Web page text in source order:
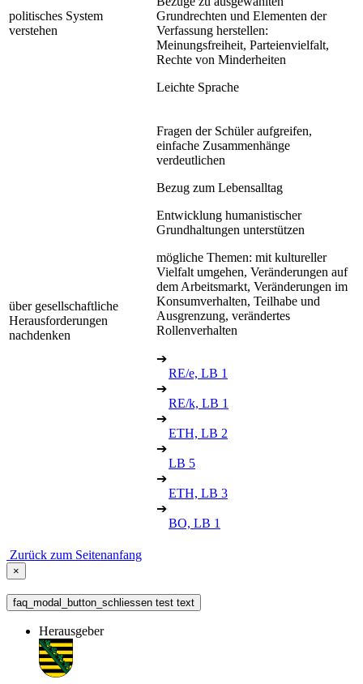
politisches System
verstehen
Grundrechten und Elementen der
Verfassung herstellen:
Meinungsfreiheit, Parteienvielfalt,
Rechte von Minderheiten
Leichte Sprache
über gesellschaftliche
Herausforderungen
nachdenken
Fragen der Schüler aufgreifen,
einfache Zusammenhänge
verdeutlichen
Bezug zum Lebensalltag
Entwicklung humanistischer
Grundhaltungen unterstützen
mögliche Themen: mit kultureller
Vielfalt umgehen, Veränderungen auf
dem Arbeitsmarkt, Veränderungen im
Konsumverhalten, Teilhabe und
Ausgrenzung, verändertes
Rollenverhalten
➔
RE/e, LB 1
➔
RE/k, LB 1
➔
ETH, LB 2
➔
LB 5
➔
ETH, LB 3
➔
BO, LB 1
Zurück zum Seitenanfang
×
faq_modal_button_schliessen test text
Herausgeber